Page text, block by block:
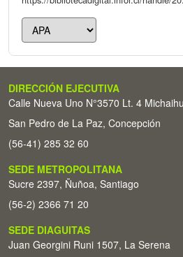
DIRECCIÓN EJECUTIVA
Calle Nueva Uno N°3570 Lt. 4
San Pedro de La Paz, Concepción
(56-41) 285 32 60
SEDE METROPOLITANA
Sucre 2397, Ñuñoa, Santiago
(56-2) 2366 71 20
SEDE DIAGUITAS
Juan Georgini Runi 1507, La Serena